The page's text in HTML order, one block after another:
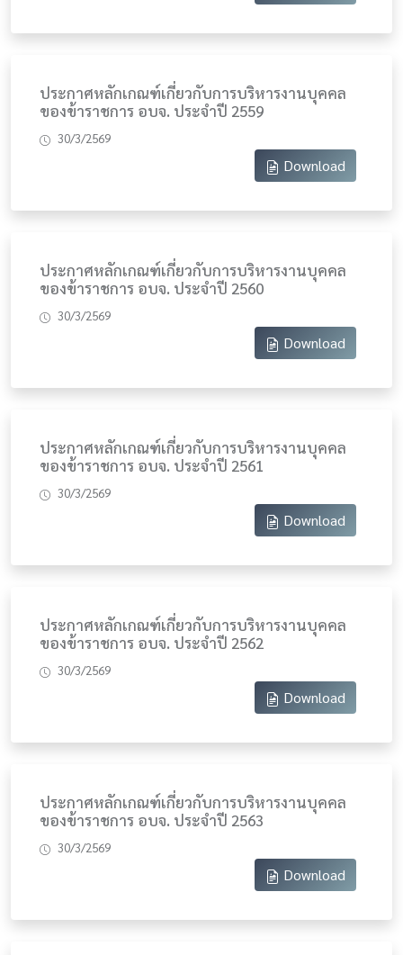
ประกาศหลักเกณฑ์เกี่ยวกับการบริหารงานบุคคล
ของข้าราชการ อบจ. ประจำปี 2559
30/3/2569
Download
ประกาศหลักเกณฑ์เกี่ยวกับการบริหารงานบุคคล
ของข้าราชการ อบจ. ประจำปี 2560
30/3/2569
Download
ประกาศหลักเกณฑ์เกี่ยวกับการบริหารงานบุคคล
ของข้าราชการ อบจ. ประจำปี 2561
30/3/2569
Download
ประกาศหลักเกณฑ์เกี่ยวกับการบริหารงานบุคคล
ของข้าราชการ อบจ. ประจำปี 2562
30/3/2569
Download
ประกาศหลักเกณฑ์เกี่ยวกับการบริหารงานบุคคล
ของข้าราชการ อบจ. ประจำปี 2563
30/3/2569
Download